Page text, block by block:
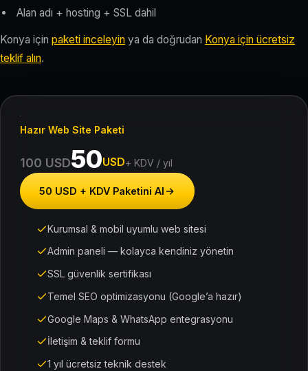
Alan adı + hosting + SSL dahil
Konya için paketi inceleyin ya da doğrudan Konya için ücretsiz
teklif alın.
Hazır Web Site Paketi
100 USD50USD+ KDV / yıl
50 USD + KDV Paketini Al
Kurumsal & mobil uyumlu web sitesi
Admin paneli — kolayca kendiniz yönetin
SSL güvenlik sertifikası
Temel SEO optimizasyonu (Google’a hazır)
Google Maps & WhatsApp entegrasyonu
İletişim & teklif formu
1 yıl ücretsiz teknik destek